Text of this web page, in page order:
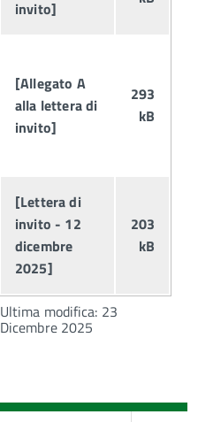
invito]
[Allegato A
alla lettera di
invito]
293
kB
[Lettera di
invito - 12
dicembre
2025]
203
kB
Ultima modifica: 23
Dicembre 2025